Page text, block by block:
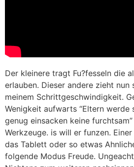
Der kleinere tragt Fu?fesseln die
erlauben. Dieser andere zieht nun
meinem Schrittgeschwindigkeit.
Wenigkeit aufwarts “Eltern werde
genug einsacken keine
Werkzeuge. is will er funzen.
das Tablett oder so etwas
folgende Modus Freude.